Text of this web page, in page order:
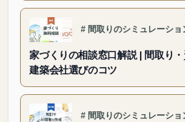
# 間取りのシミュレーショ
家づくりの相談窓口解説 | 間取り
建築会社選びのコツ
# 間取りのシミュレーショ